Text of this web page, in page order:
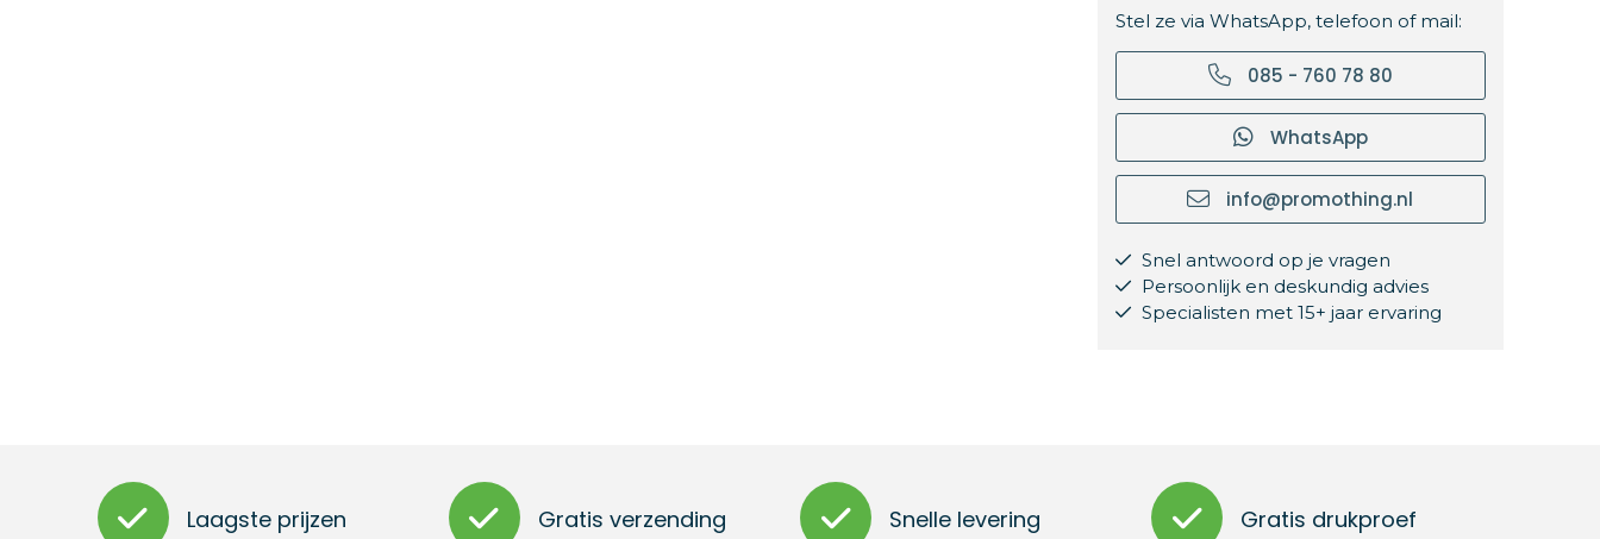
Stel ze via WhatsApp, telefoon of mail:
085 - 760 78 80
WhatsApp
info@promothing.nl
Snel antwoord op je vragen
Persoonlijk en deskundig advies
Specialisten met 15+ jaar ervaring
Laagste prijzen Gratis verzending Snelle levering Gratis drukproef